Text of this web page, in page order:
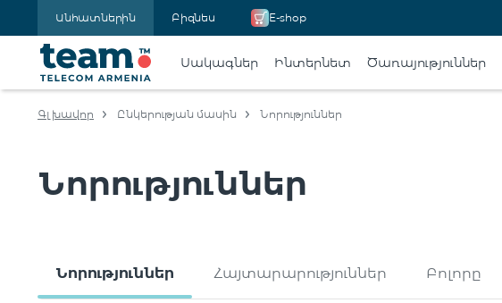
Անհատներին Բիզնես E-shop
Սակագներ Ինտերնետ Ծառայություններ
Գլխավոր Ընկերության մասին Նորություններ
Նորություններ
Նորություններ Հայտարարություններ Բոլորը